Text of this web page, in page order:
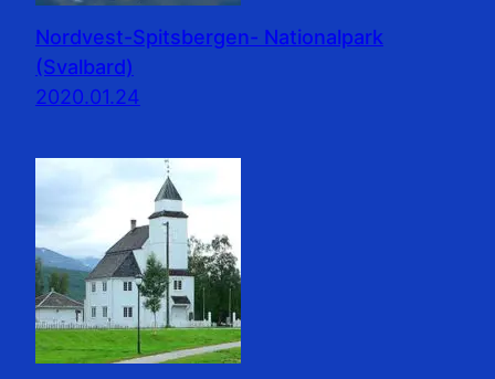
Nordvest-Spitsbergen- Nationalpark
(Svalbard)
2020.01.24